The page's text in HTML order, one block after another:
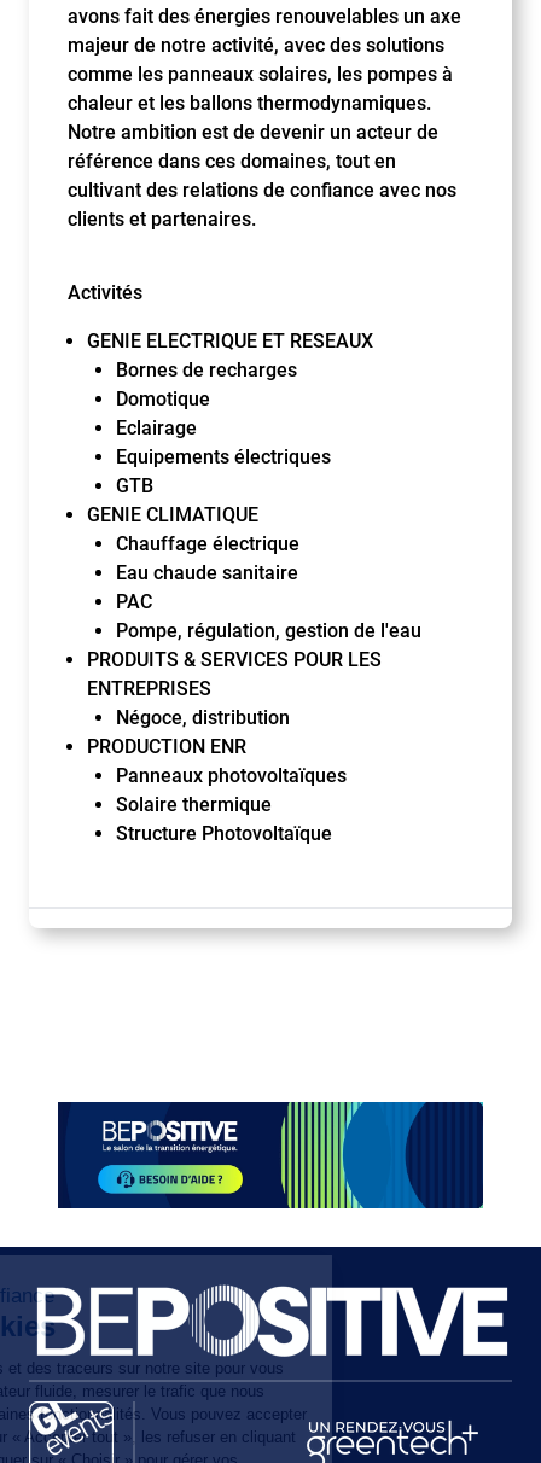
avons fait des énergies renouvelables un axe
majeur de notre activité, avec des solutions
comme les panneaux solaires, les pompes à
chaleur et les ballons thermodynamiques.
Notre ambition est de devenir un acteur de
référence dans ces domaines, tout en
cultivant des relations de confiance avec nos
clients et partenaires.
Activités
GENIE ELECTRIQUE ET RESEAUX
Bornes de recharges
Domotique
Eclairage
Equipements électriques
GTB
GENIE CLIMATIQUE
Chauffage électrique
Eau chaude sanitaire
PAC
Pompe, régulation, gestion de l'eau
PRODUITS & SERVICES POUR LES
ENTREPRISES
Négoce, distribution
PRODUCTION ENR
Panneaux photovoltaïques
Solaire thermique
Structure Photovoltaïque
Paragraphes
Paragraphes
Paragraphes